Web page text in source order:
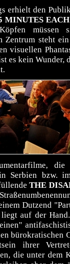
erhielt den
MINUTES EACH
müssen
steht
visuellen
es kein Wunder,
Serbien bzw.
THE
Dutzend
auf der
bürokratischen
ihrer
die unter dem